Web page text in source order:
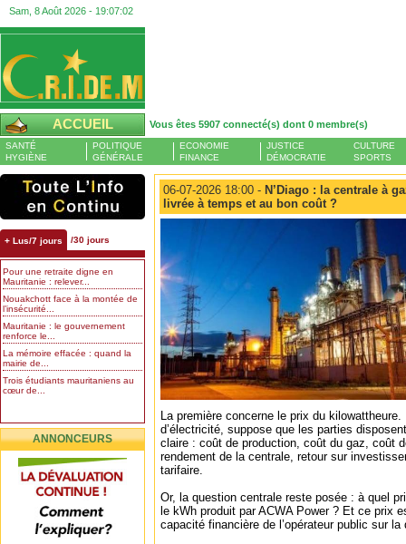
Sam, 8 Août 2026 - 19:07:03
ACCUEIL Vous êtes 5907 connecté(s) dont 0 membre(s)
SANTÉ
HYGIÈNE
POLITIQUE
GÉNÉRALE
ECONOMIE
FINANCE
JUSTICE
DÉMOCRATIE
CULTURE
SPORTS
+ Lus/7 jours /30 jours
Pour une retraite digne en
Mauritanie : relever...
Nouakchott face à la montée de
l’insécurité...
Mauritanie : le gouvernement
renforce le...
La mémoire effacée : quand la
mairie de...
Trois étudiants mauritaniens au
cœur de...
ANNONCEURS
06-07-2026 18:00 - N’Diago : la centrale à
livrée à temps et au bon coût ?
La première concerne le prix du
d’électricité, suppose que les parties
claire : coût de production, coût du gaz, coût
rendement de la centrale, retour sur
tarifaire.
Or, la question centrale reste posée : à quel
le kWh produit par ACWA Power ? Et ce prix
capacité financière de l’opérateur public sur la